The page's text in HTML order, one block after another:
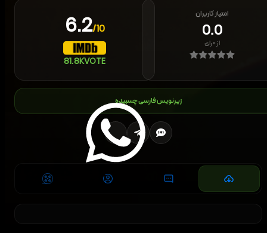
6.2/10
81.8KVOTE
امتیاز کاربران
0.0
از۰رای
زیرنویس فارسی چسبیده